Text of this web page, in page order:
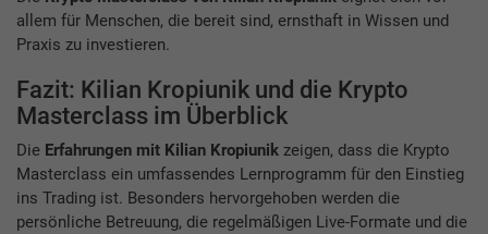
allem für Menschen, die bereit sind, ernsthaft in Wissen und
Praxis zu investieren.
Fazit: Kilian Kropiunik und die Krypto
Masterclass im Überblick
Die Erfahrungen mit Kilian Kropiunik zeigen, dass die Krypto
Masterclass ein umfassendes Lernprogramm für den Einstieg
ins Trading ist. Besonders hervorgehoben werden die
persönliche Betreuung, die regelmäßigen Live-Formate und die